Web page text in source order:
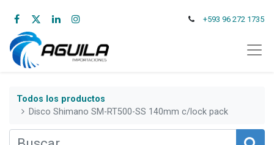
+593 96 272 1735
Todos los productos
Disco Shimano SM-RT500-SS 140mm c/lock pack